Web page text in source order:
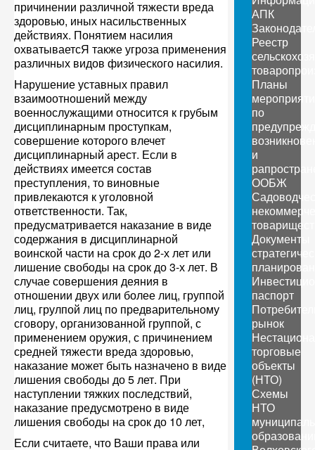
причинении различной тяжести вреда
здоровью, иных насильственных
действиях. Понятием насилия
охватываетсЯ также угроза применения
различных видов физического насилия.
Нарушение уставных правил
взаимоотношений между
военнослужащими относится к грубым
дисциплинарным проступкам,
совершение которого влечет
дисциплинарный арест. Если в
действиях имеется состав
преступления, то виновные
привлекаются к уголовной
ответственности. Так,
предусматривается наказание в виде
содержания в дисциплинарной
воинской части на срок до 2-х лет или
лишение свободы на срок до 3-х лет. В
случае совершения деяния в
отношении двух или более лиц, группой
лиц, грулпой лиц по предварительному
сговору, организованной группой, с
применением оружия, с причинением
средней тяжести вреда здоровью,
наказание может быть назначено в виде
лишения свободы до 5 лет. При
наступлении тяжких последствий,
наказание предусмотрено в виде
лишения свободы на срок до 10 лет,
Если считаете, что Ваши права или
АПК
Реестр
Планы
по
и
ООБЖ
Документы
паспорт
рынок
торговые
объекты
(НТО)
Схемы
НТО